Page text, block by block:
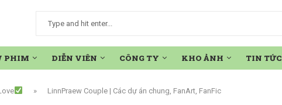
PHIM DIỄN VIÊN CÔNG TY KHO ẢNH TIN TỨC
» LinnPraew Couple | Các dự án chung, FanArt, FanFic